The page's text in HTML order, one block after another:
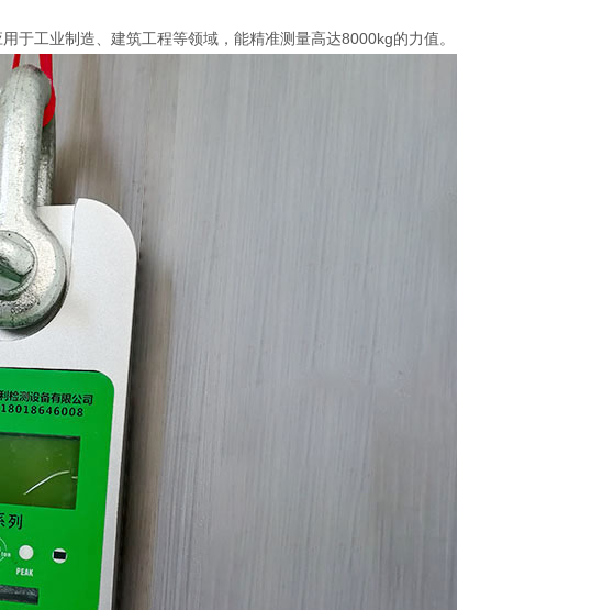
于工业制造、建筑工程等领域，能精准测量高达8000kg的力值。